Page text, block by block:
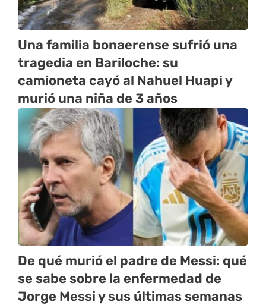
Una familia bonaerense sufrió una
tragedia en Bariloche: su
camioneta cayó al Nahuel Huapi y
murió una niña de 3 años
De qué murió el padre de Messi: qué
se sabe sobre la enfermedad de
Jorge Messi y sus últimas semanas